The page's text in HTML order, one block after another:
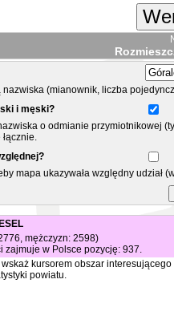
nazwiska (mianownik, liczba
i męski?
o odmianie przymiotnikowej
mapa ukazywała względny
mężczyzn: 2598)
zajmuje w Polsce pozycję: 937.
wskaż kursorem obszar
powiatu.